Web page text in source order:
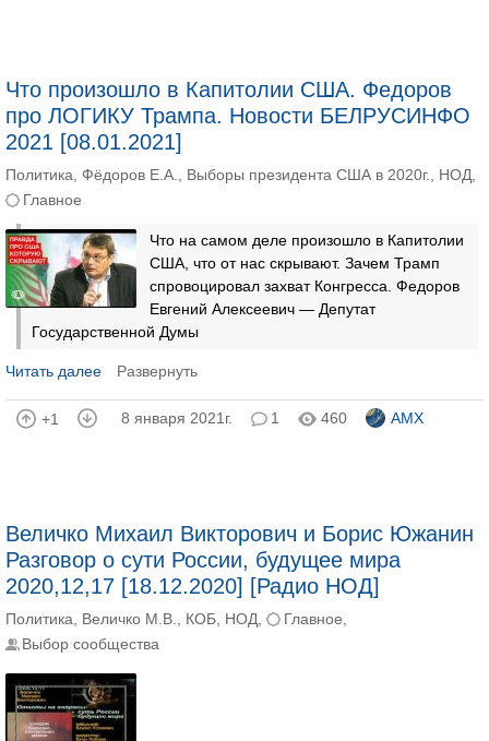
Что произошло в Капитолии США. Федоров
про ЛОГИКУ Трампа. Новости БЕЛРУСИНФО
2021 [08.01.2021]
Политика Фёдоров Е.А. Выборы президента США в 2020г. НОД
Главное
Что на самом деле произошло в Капитолии
США, что от нас скрывают. Зачем Трамп
спровоцировал захват Конгресса. Федоров
Евгений Алексеевич — Депутат
Государственной Думы
Читать далее Развернуть
+1 8 января 2021г. 1 460 AMX
Величко Михаил Викторович и Борис Южанин
Разговор о сути России, будущее мира
2020,12,17 [18.12.2020] [Радио НОД]
Политика Величко М.В. КОБ НОД Главное
Выбор сообщества